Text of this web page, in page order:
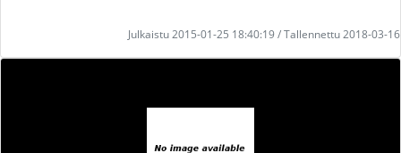
Julkaistu 2015-01-25 18:40:19 / Tallennettu 2018-03-16